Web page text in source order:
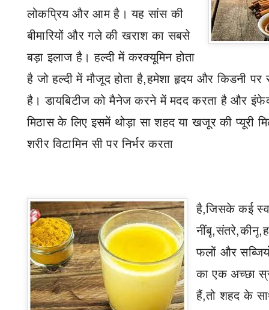
लोकप्रिय और आम है। यह सांस की
बीमारियों और गले की खराश का सबसे
बड़ा इलाज है। हल्दी में करक्यूमिन होता
है जो हल्दी में मौजूद होता है,हमेशा हृदय और किडनी पर
है। डायबिटीज को मैनेज करने में मदद करता है और
मिठास के लिए इसमें थोड़ा सा शहद या खजूर की प्यूरी
शरीर विटामिन सी पर निर्भर करता
है,जिसके कई
नींबू,संतरे,कीनू,
फलों और
का एक अच्छा
हैं,तो शहद के